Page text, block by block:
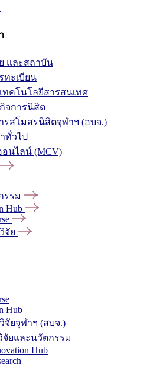
และสถาบัน
ทะเบียน
ทคโนโลยีสารสนเทศ
จการนิสิต
รสโมสรนิสิตจุฬาฯ (อบจ.)
ทั่วไป
อนไลน์ (MCV)
รรม
Hub
จัย
Hub
จัยจุฬาฯ (สบจ.)
จัยและนวัตกรรม
Hub